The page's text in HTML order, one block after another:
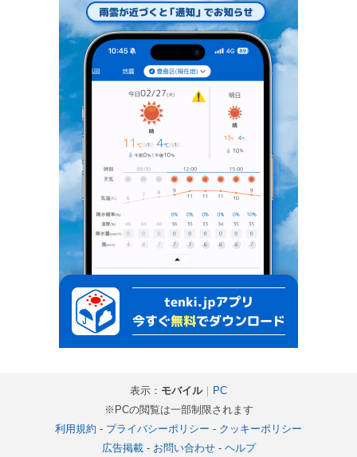
表示： モバイル｜ PC
※PCの閲覧は一部制限されます
利用規約 - プライバシーポリシー - クッキーポリシー
広告掲載- お問い合わせ- ヘルプ